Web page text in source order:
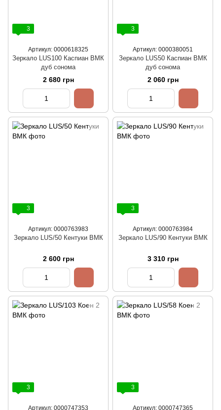
3
Артикул: 0000618325
Зеркало LUS100 Каспиан ВМК
дуб сонома
2 680 грн
3
Артикул: 0000380051
Зеркало LUS50 Каспиан ВМК
дуб сонома
2 060 грн
3
Артикул: 0000763983
Зеркало LUS/50 Кентуки ВМК
2 600 грн
3
Артикул: 0000763984
Зеркало LUS/90 Кентуки ВМК
3 310 грн
3
Артикул: 0000747353
3
Артикул: 0000747365